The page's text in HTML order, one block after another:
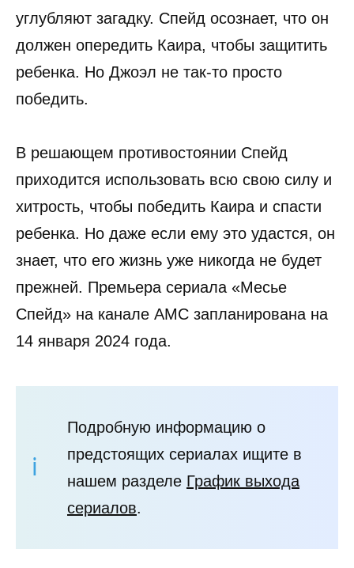
углубляют загадку. Спейд осознает, что он
должен опередить Каира, чтобы защитить
ребенка. Но Джоэл не так-то просто
победить.
В решающем противостоянии Спейд
приходится использовать всю свою силу и
хитрость, чтобы победить Каира и спасти
ребенка. Но даже если ему это удастся, он
знает, что его жизнь уже никогда не будет
прежней. Премьера сериала «Месье
Спейд» на канале AMC запланирована на
14 января 2024 года.
Подробную информацию о
предстоящих сериалах ищите в
нашем разделе График выхода
сериалов.